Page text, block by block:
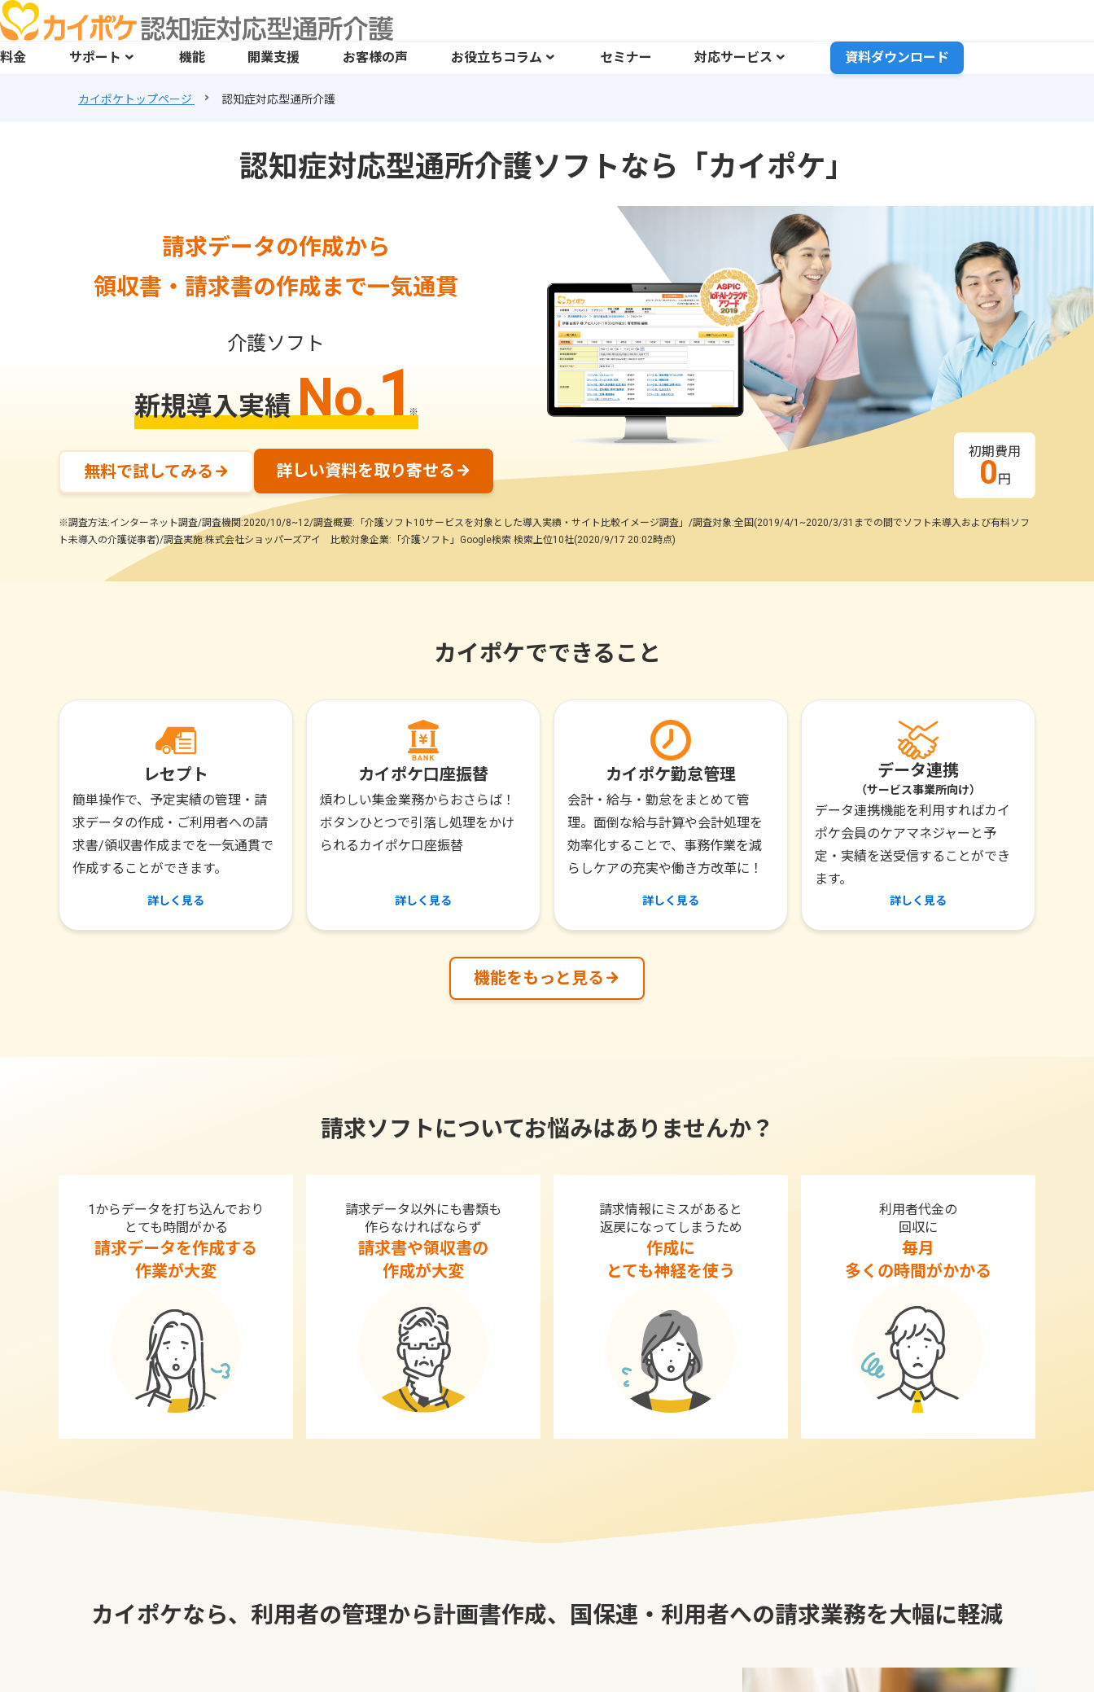
料金 サポート 機能 開業支援 お客様の声 お役立ちコラム セミナー 対応サービス 資料ダウンロード
カイポケトップページ 認知症対応型通所介護
認知症対応型通所介護ソフトなら「カイポケ」
請求データの作成から
領収書・請求書の作成まで一気通貫
介護ソフト
新規導入実績 No.1※
無料で試してみる 詳しい資料を取り寄せる
初期費用
0円
※調査方法:インターネット調査/調査機関:2020/10/8~12/調査概要:「介護ソフト10サービスを対象とした導入実績・サイト比較イメージ調査」/調査対象:全国(2019/4/1~2020/3/31までの間でソフト未導入および有料ソフ
ト未導入の介護従事者)/調査実施:株式会社ショッパーズアイ 比較対象企業:「介護ソフト」Google検索 検索上位10社(2020/9/17 20:02時点)
カイポケでできること
レセプト
簡単操作で、予定実績の管理・請
求データの作成・ご利用者への請
求書/領収書作成までを一気通貫で
作成することができます。
詳しく見る
カイポケ口座振替
煩わしい集金業務からおさらば！
ボタンひとつで引落し処理をかけ
られるカイポケ口座振替
詳しく見る
カイポケ勤怠管理
会計・給与・勤怠をまとめて管
理。面倒な給与計算や会計処理を
効率化することで、事務作業を減
らしケアの充実や働き方改革に！
詳しく見る
データ連携
（サービス事業所向け）
データ連携機能を利用すればカイ
ポケ会員のケアマネジャーと予
定・実績を送受信することができ
ます。
詳しく見る
機能をもっと見る
請求ソフトについてお悩みはありませんか？
1からデータを打ち込んでおり
とても時間がかる
請求データを作成する
作業が大変
請求データ以外にも書類も
作らなければならず
請求書や領収書の
作成が大変
請求情報にミスがあると
返戻になってしまうため
作成に
とても神経を使う
利用者代金の
回収に
毎月
多くの時間がかかる
カイポケなら、利用者の管理から計画書作成、国保連・利用者への請求業務を大幅に軽減